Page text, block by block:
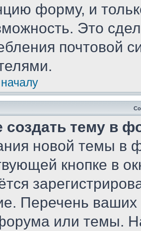
форму, и
Это
почтовой
создать тему в
новой темы в
кнопке в
Перечень ваших
или темы.